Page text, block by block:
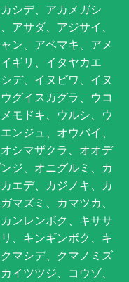
シデ、アカメガシ
アサダ、アジサイ、
ン、アベマキ、アメ
ギリ、イタヤカエ
デ、イヌビワ、イヌ
グイスカグラ、ウコ
モドキ、ウルシ、ウ
ンジュ、オウバイ、
シマザクラ、オオデ
ジ、オニグルミ、カ
エデ、カジノキ、カ
マズミ、カマツカ、
ンレンボク、キササ
、キンギンボク、キ
マシデ、クマノミズ
イツツジ、コウゾ、